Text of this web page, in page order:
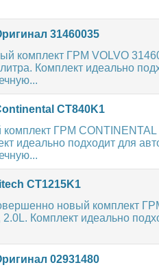
31460035
комплект ГРМ VOLVO
Комплект идеально
CT840K1
ГРМ
идеально подходит для
CT1215K1
новый комплект
Комплект идеально
02931480